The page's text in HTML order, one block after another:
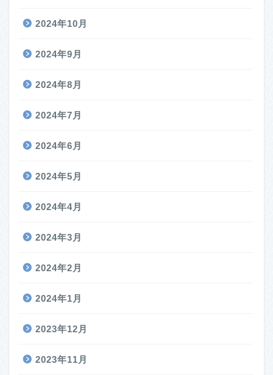
2024年10月
2024年9月
2024年8月
2024年7月
2024年6月
2024年5月
2024年4月
2024年3月
2024年2月
2024年1月
2023年12月
2023年11月